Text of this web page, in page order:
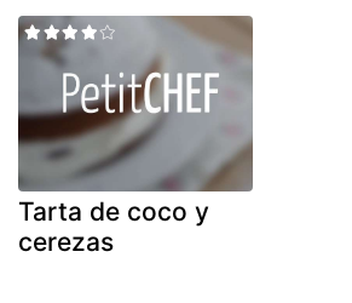
Tarta de coco y
cerezas